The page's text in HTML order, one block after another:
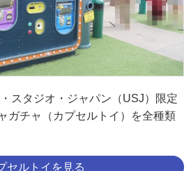
スタジオ・ジャパン（USJ）限定
ガチャ（カプセルトイ）を全種類
セルトイを見る